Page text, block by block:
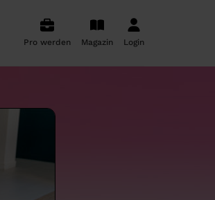
Pro werden Magazin Login